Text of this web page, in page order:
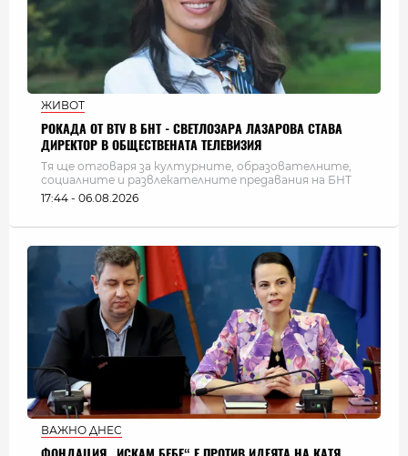
ЖИВОТ
РОКАДА ОТ BTV В БНТ - СВЕТЛОЗАРА ЛАЗАРОВА СТАВА
ДИРЕКТОР В ОБЩЕСТВЕНАТА ТЕЛЕВИЗИЯ
Тя ще отговаря за културните, образователните,
социалните и развлекателните предавания на БНТ
17:44 - 06.08.2026
ВАЖНО ДНЕС